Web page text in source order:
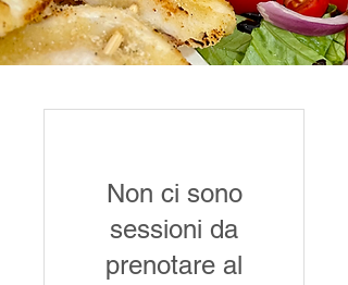
Non ci sono
sessioni da
prenotare al